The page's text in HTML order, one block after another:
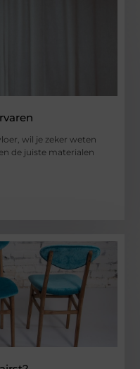
wil je zeker weten
de juiste materialen